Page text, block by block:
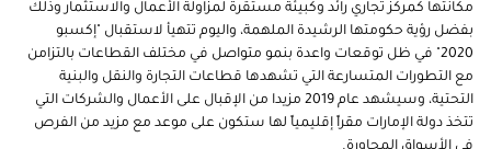
مكانتها كمركز تجاري رائد وكبيئة مستقرة لمزاولة الأعمال والاستثمار وذلك
بفضل رؤية حكومتها الرشيدة الملهمة، واليوم تتهيأ لاستقبال "إكسبو
2020" في ظل توقعات واعدة بنمو متواصل في مختلف القطاعات بالتزامن
مع التطورات المتسارعة التي تشهدها قطاعات التجارة والنقل والبنية
التحتية، وسيشهد عام 2019 مزيدا من الإقبال على الأعمال والشركات التي
تتخذ دولة الإمارات مقراً إقليمياً لها ستكون على موعد مع مزيد من الفرص